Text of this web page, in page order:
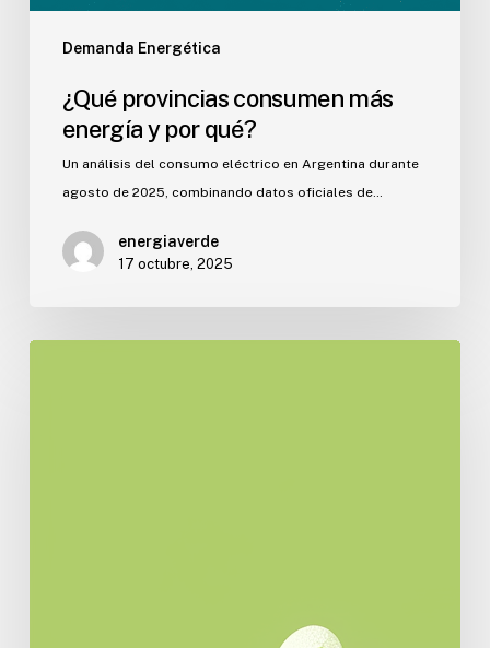
Demanda Energética
¿Qué provincias consumen más
energía y por qué?
Un análisis del consumo eléctrico en Argentina durante
agosto de 2025, combinando datos oficiales de…
energiaverde
17 octubre, 2025